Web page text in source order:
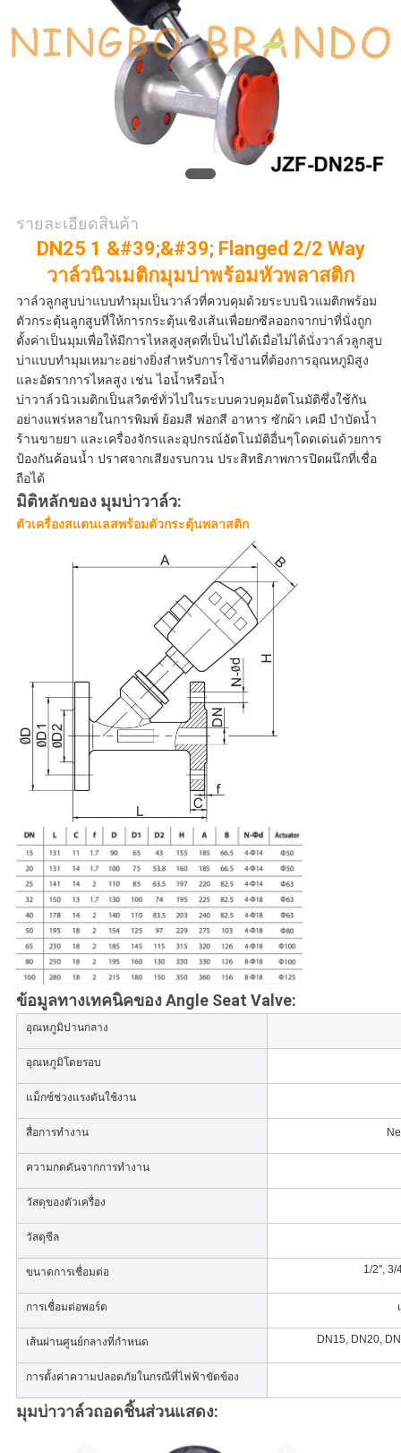
เว็บไซต์
ส่วน
รายละเอียดสินค้า
DN25 1 &#39;&#39; Flanged 2/2 Way
วาล์วนิวเมติกมุมบ่าพร้อมหัวพลาสติก
วาล์วลูกสูบบ่าแบบทำมุมเป็นวาล์วที่ควบคุมด้วยระบบนิวแมติกพร้อม
ตัวกระตุ้นลูกสูบที่ให้การกระตุ้นเชิงเส้นเพื่อยกซีลออกจากบ่าที่นั่งถูก
ตั้งค่าเป็นมุมเพื่อให้มีการไหลสูงสุดที่เป็นไปได้เมื่อไม่ได้นั่งวาล์วลูกสูบ
บ่าแบบทำมุมเหมาะอย่างยิ่งสำหรับการใช้งานที่ต้องการอุณหภูมิสูง
และอัตราการไหลสูง เช่น ไอน้ำหรือน้ำ
บ่าวาล์วนิวเมติกเป็นสวิตช์ทั่วไปในระบบควบคุมอัตโนมัติซึ่งใช้กัน
อย่างแพร่หลายในการพิมพ์ ย้อมสี ฟอกสี อาหาร ซักผ้า เคมี บำบัดน้ำ
ร้านขายยา และเครื่องจักรและอุปกรณ์อัตโนมัติอื่นๆโดดเด่นด้วยการ
ป้องกันค้อนน้ำ ปราศจากเสียงรบกวน ประสิทธิภาพการปิดผนึกที่เชื่อ
ถือได้
มิติหลักของ มุมบ่าวาล์ว:
ตัวเครื่องสแตนเลสพร้อมตัวกระตุ้นพลาสติก
ข้อมูลทางเทคนิคของ Angle Seat Valve:
อุณหภูมิปานกลาง
อุณหภูมิโดยรอบ
แม็กซ์ช่วงแรงดันใช้งาน
สื่อการทำงาน
ความกดดันจากการทำงาน
วัสดุของตัวเครื่อง
วัสดุซีล
ขนาดการเชื่อมต่อ 1/2'', 3/
การเชื่อมต่อพอร์ต
เส้นผ่านศูนย์กลางที่กำหนด DN15, DN20,
การตั้งค่าความปลอดภัยในกรณีที่ไฟฟ้าขัดข้อง
มุมบ่าวาล์วถอดชิ้นส่วนแสดง: